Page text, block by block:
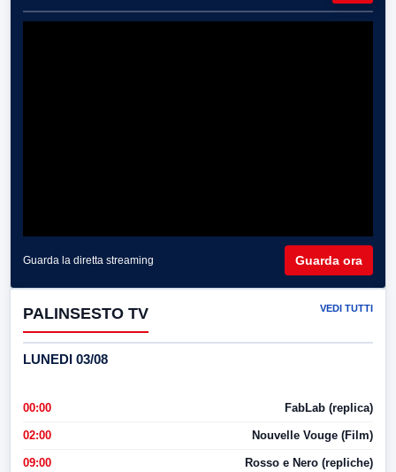
Guarda la diretta streaming Guarda ora
PALINSESTO TV VEDI TUTTI
LUNEDI 03/08
00:00 FabLab (replica)
02:00 Nouvelle Vouge (Film)
09:00 Rosso e Nero (repliche)